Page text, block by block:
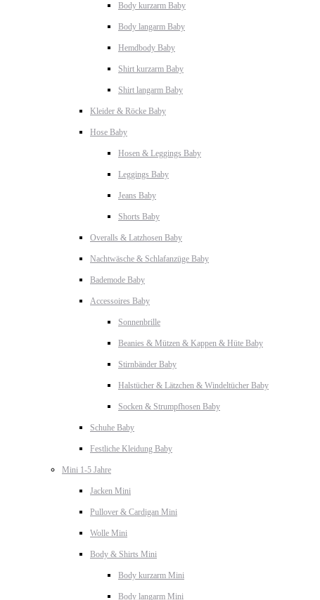
Body kurzarm Baby
Body langarm Baby
Hemdbody Baby
Shirt kurzarm Baby
Shirt langarm Baby
Kleider & Röcke Baby
Hose Baby
Hosen & Leggings Baby
Leggings Baby
Jeans Baby
Shorts Baby
Overalls & Latzhosen Baby
Nachtwäsche & Schlafanzüge Baby
Bademode Baby
Accessoires Baby
Sonnenbrille
Beanies & Mützen & Kappen & Hüte Baby
Stirnbänder Baby
Halstücher & Lätzchen & Windeltücher Baby
Socken & Strumpfhosen Baby
Schuhe Baby
Festliche Kleidung Baby
Mini 1-5 Jahre
Jacken Mini
Pullover & Cardigan Mini
Wolle Mini
Body & Shirts Mini
Body kurzarm Mini
Body langarm Mini